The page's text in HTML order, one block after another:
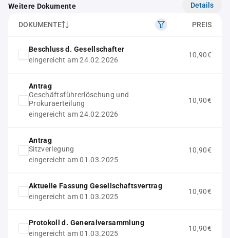
Weitere Dokumente Details
DOKUMENTE PREIS
Beschluss d. Gesellschafter
eingereicht am 24.02.2026
10,90€
Antrag
Geschäftsführerlöschung und
Prokuraerteilung
eingereicht am 24.02.2026
10,90€
Antrag
Sitzverlegung
eingereicht am 01.03.2025
10,90€
Aktuelle Fassung Gesellschaftsvertrag
eingereicht am 01.03.2025
10,90€
Protokoll d. Generalversammlung
eingereicht am 01.03.2025
10,90€